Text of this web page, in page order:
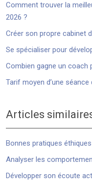
Comment trouver la
2026 ?
Créer son propre cabinet
Se spécialiser pour
Combien gagne un coach
Tarif moyen d’une
Articles
Bonnes pratiques
Analyser les
Développer son écoute